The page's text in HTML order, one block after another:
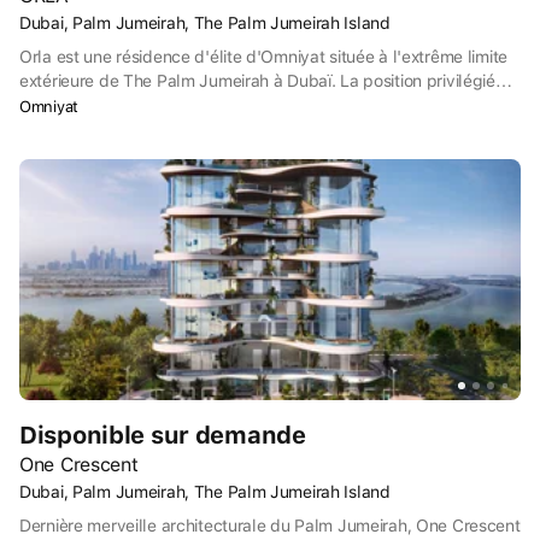
Dubai, Palm Jumeirah, The Palm Jumeirah Island
Orla est une résidence d'élite d'Omniyat située à l'extrême limite
extérieure de The Palm Jumeirah à Dubaï. La position privilégiée
d'Orla permet de bénéficier d'une vue à 270 degrés. Les vues
Persique. Les paysages marins s'étendent sans interruption
jusqu'à l'horizon, grâce à la position privilégiée de l'Orla au
sommet du Palm Jumeirah. Vous aurez peut-être l'impression
d'être au bout du monde à l'Orla, mais vous êtes en fait à 20
minutes de route de la marina et du centre commercial de Dubaï.
L'Orla se trouve également à 40 minutes de route de l'aéroport
international de Dubaï.
Omniyat
Disponible sur demande
One Crescent
Dubai, Palm Jumeirah, The Palm Jumeirah Island
Dernière merveille architecturale du Palm Jumeirah, One Crescent